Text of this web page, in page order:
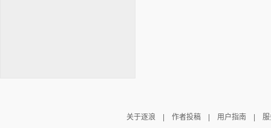
关于逐浪 作者投稿| 用户指南 服